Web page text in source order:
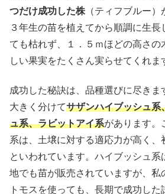
つだけ成功した株 （ティフブルー
３年生の苗を植えてから順調に生長
ても枯れず、１．５ｍほどの高さの
しい果実をたくさん実らせてくれま
成功した秘訣は、品種選びに尽きま
大きく分けてサザンハイブッシュ系
ュ系、ラビットアイ系があります。
系は、土壌に対する適応力が高く、
といわれています。ハイブッシュ系
地でも苗が販売されていますが、私
トモスを使っても、長期で成功し